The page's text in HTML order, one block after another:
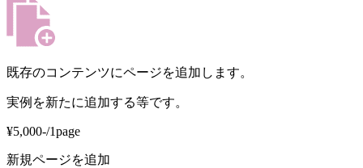
既存のコンテンツにページを追加します。
実例を新たに追加する等です。
¥5,000-/1page
新規ページを追加